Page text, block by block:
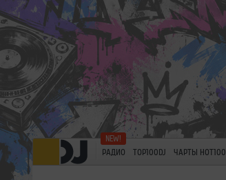
РАДИО TOP100DJ ЧАРТЫ HOT100